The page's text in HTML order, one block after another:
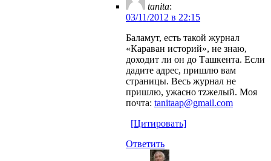
tanita:
03/11/2012 в 22:15
Баламут, есть такой журнал
«Караван историй», не знаю,
доходит ли он до Ташкента. Если
дадите адрес, пришлю вам
страницы. Весь журнал не
пришлю, ужасно тzжелый. Моя
почта: tanitaap@gmail.com
[Цитировать]
Ответить